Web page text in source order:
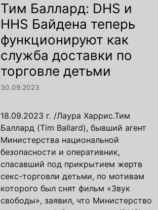
Тим Баллард: DHS и
HHS Байдена теперь
функционируют как
служба доставки по
торговле детьми
30.09.2023
18.09.2023 г. /Лаура Харрис.Тим
Баллард (Tim Ballard), бывший агент
Министерства национальной
безопасности и оперативник,
спасавший под прикрытием жертв
секс-торговли детьми, по мотивам
которого был снят фильм «Звук
свободы», заявил, что Министерство